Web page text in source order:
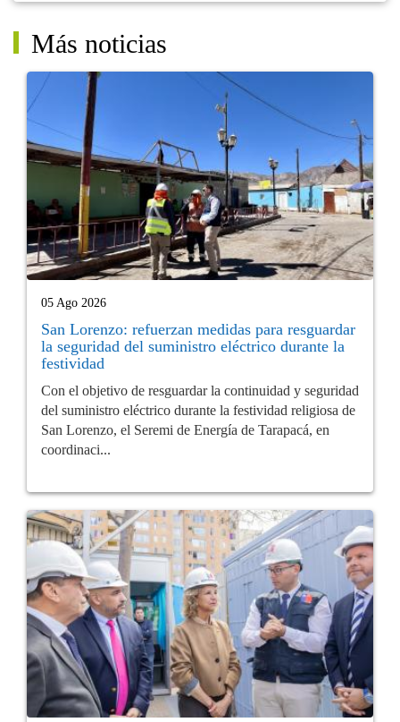
Más noticias
05 Ago 2026
San Lorenzo: refuerzan medidas para resguardar
la seguridad del suministro eléctrico durante la
festividad
Con el objetivo de resguardar la continuidad y seguridad
del suministro eléctrico durante la festividad religiosa de
San Lorenzo, el Seremi de Energía de Tarapacá, en
coordinaci...